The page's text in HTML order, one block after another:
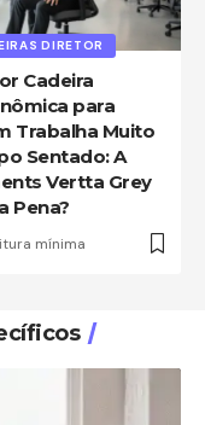
DIRETOR
Cadeira
para
Trabalha Muito
Sentado: A
Vertta Grey
Pena?
mínima